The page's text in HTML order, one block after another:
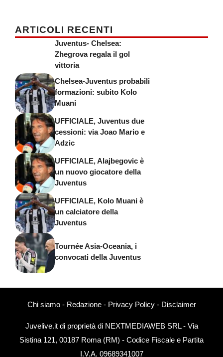
ARTICOLI RECENTI
Juventus- Chelsea:
Zhegrova regala il gol
vittoria
Chelsea-Juventus probabili
formazioni: subito Kolo
Muani
UFFICIALE, Juventus due
cessioni: via Joao Mario e
Adzic
UFFICIALE, Alajbegovic è
un nuovo giocatore della
Juventus
UFFICIALE, Kolo Muani è
un calciatore della
Juventus
Tournée Asia-Oceania, i
convocati della Juventus
Chi siamo- Redazione- Privacy Policy- Disclaimer
Juvelive.it di proprietà di NEXTMEDIAWEB SRL - Via
Sistina 121, 00187 Roma (RM) - Codice Fiscale e Partita
I.V.A. 09689341007